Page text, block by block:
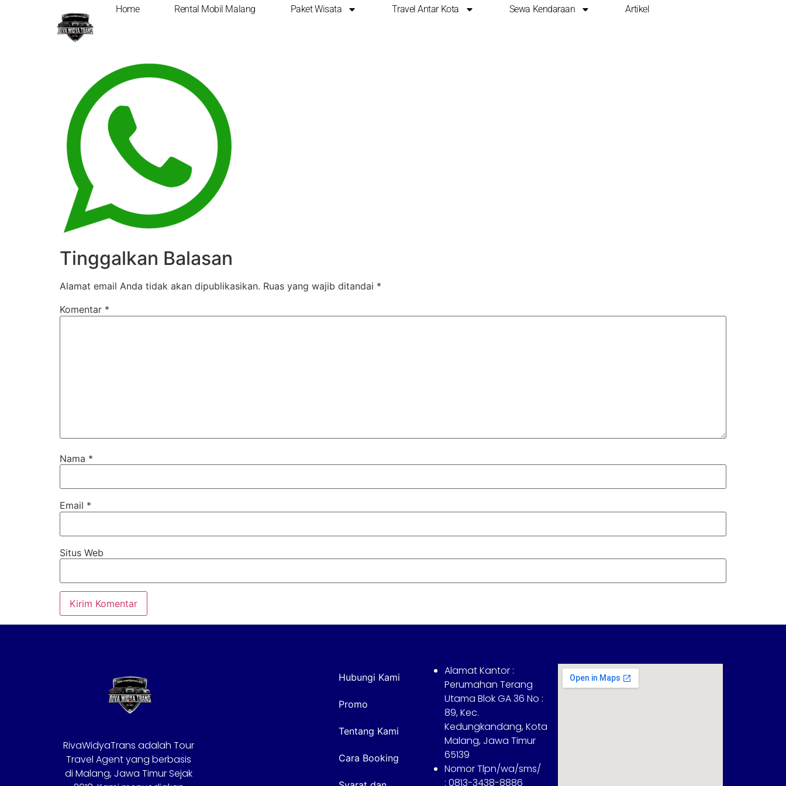
Home Rental Mobil Malang Paket Wisata Travel Antar Kota Sewa Kendaraan Artikel
Whatsapp-Logo-PNG-Images
Tinggalkan Balasan
Alamat email Anda tidak akan dipublikasikan. Ruas yang wajib ditandai *
Komentar *
Nama *
Email *
Situs Web
RivaWidyaTrans adalah Tour
Travel Agent yang berbasis
di Malang, Jawa Timur Sejak
Hubungi Kami
Promo
Tentang Kami
Cara Booking
Alamat Kantor :
Perumahan Terang
Utama Blok GA 36 No :
89, Kec.
Kedungkandang, Kota
Malang, Jawa Timur
65139
Nomor Tlpn/wa/sms/
: 0813-3438-8886